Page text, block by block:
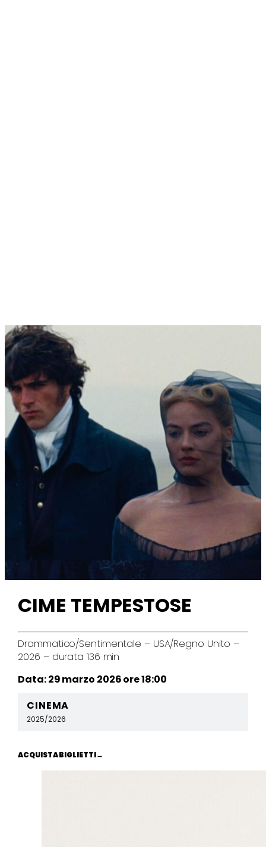
CIME TEMPESTOSE
Drammatico/Sentimentale – USA/Regno Unito –
2026 – durata 136 min
Data: 29 marzo 2026 ore 18:00
CINEMA
2025/2026
ACQUISTA BIGLIETTI→